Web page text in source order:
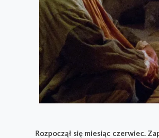
Rozpoczął się miesiąc czerwiec.